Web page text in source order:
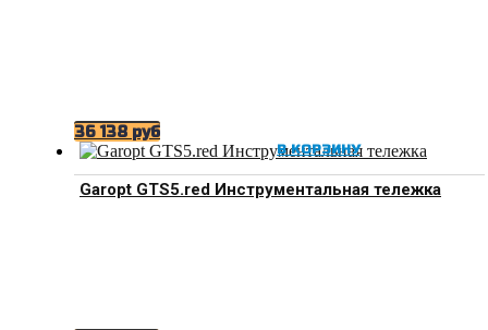
36 138 руб
В КОРЗИНУ
Garopt GTS5.red Инструментальная тележка